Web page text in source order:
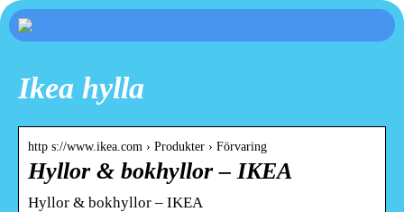
Ikea hylla
http s://www.ikea.com › Produkter › Förvaring
Hyllor & bokhyllor – IKEA
Hyllor & bokhyllor – IKEA